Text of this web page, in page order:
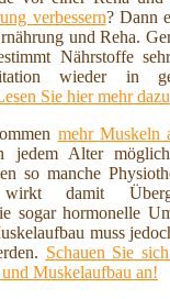
verbessern? Dann
und Reha.
Nährstoffe
wieder in
Sie hier mehr dazu
mehr Muskeln
Alter
so manche
damit
sogar hormonelle
muss
Schauen Sie
Muskelaufbau an!